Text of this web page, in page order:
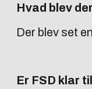
Hvad blev
Der blev set
Er FSD klar